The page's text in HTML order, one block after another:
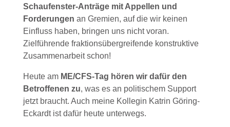
Schaufenster-Anträge mit Appellen und
Forderungen an Gremien, auf die wir keinen
Einfluss haben, bringen uns nicht voran.
Zielführende fraktionsübergreifende konstruktive
Zusammenarbeit schon!
Heute am ME/CFS-Tag hören wir dafür den
Betroffenen zu, was es an politischem Support
jetzt braucht. Auch meine Kollegin Katrin Göring-
Eckardt ist dafür heute unterwegs.